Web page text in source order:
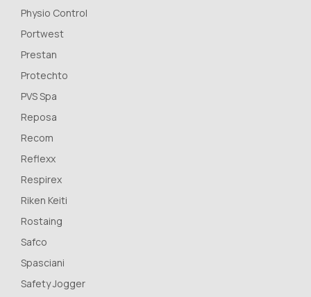
Physio Control
Portwest
Prestan
Protechto
PVS Spa
Reposa
Recom
Reflexx
Respirex
Riken Keiti
Rostaing
Safco
Spasciani
Safety Jogger